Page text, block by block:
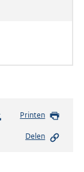
Printen
Delen